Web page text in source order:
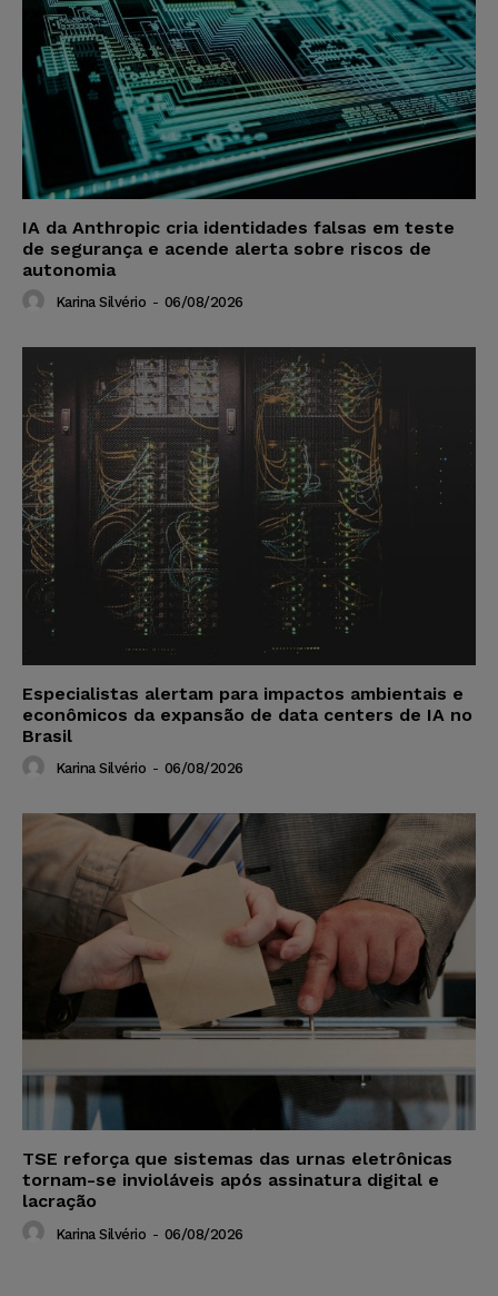
IA da Anthropic cria identidades falsas em teste
de segurança e acende alerta sobre riscos de
autonomia
Karina Silvério - 06/08/2026
Especialistas alertam para impactos ambientais e
econômicos da expansão de data centers de IA no
Brasil
Karina Silvério - 06/08/2026
TSE reforça que sistemas das urnas eletrônicas
tornam-se invioláveis após assinatura digital e
lacração
Karina Silvério - 06/08/2026